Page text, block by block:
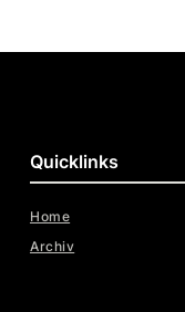
Quicklinks
Home
Archiv